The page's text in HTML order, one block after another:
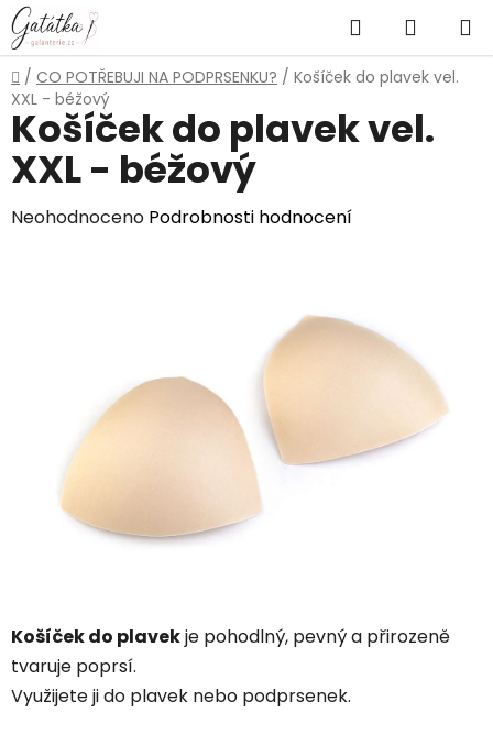
Přejít
na
obsah
Hledat
KOŠÍK
Domů
/ CO POTŘEBUJI NA PODPRSENKU? / Košíček do plavek vel.
XXL - béžový
Košíček do plavekje pohodlný, pevný a přirozeně
tvaruje poprsí.
Využijete ji do plavek nebo podprsenek.
Košíček do plavek vel.
XXL - béžový
Průměrné
hvězdiček.
Neohodnoceno Podrobnosti hodnocení